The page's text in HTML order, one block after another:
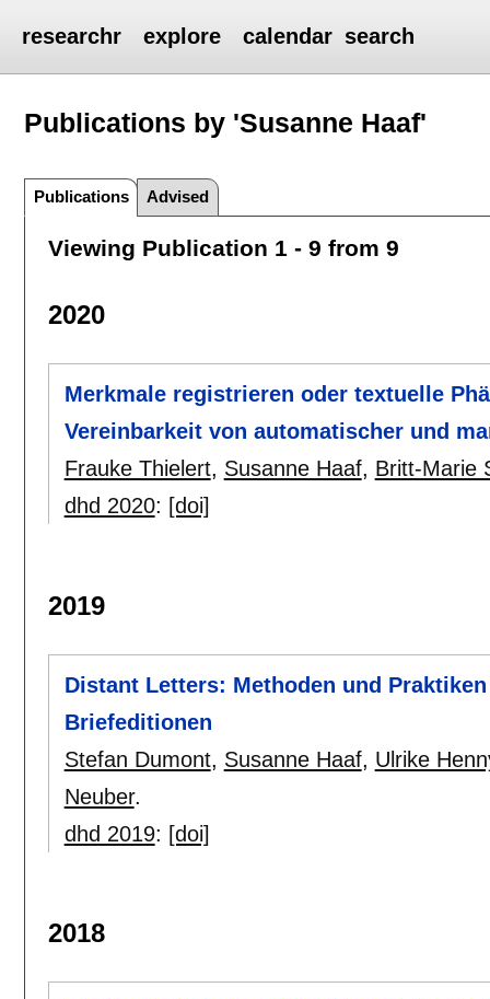
researchr explore calendar search
Publications by 'Susanne Haaf'
Publications Advised
Viewing Publication 1 - 9 from 9
2020
Merkmale registrieren oder textuelle
Vereinbarkeit von automatischer und
Frauke Thielert, Susanne Haaf, Britt-Marie
dhd 2020: [doi]
2019
Distant Letters: Methoden und
Briefeditionen
Stefan Dumont, Susanne Haaf, Ulrike
Neuber.
dhd 2019: [doi]
2018